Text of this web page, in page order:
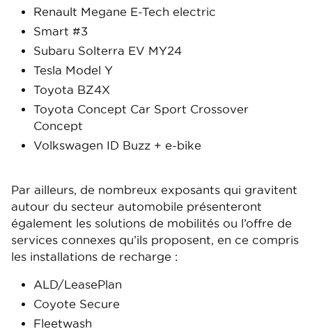
Renault Megane E-Tech electric
Smart #3
Subaru Solterra EV MY24
Tesla Model Y
Toyota BZ4X
Toyota Concept Car Sport Crossover
Concept
Volkswagen ID Buzz + e-bike
Par ailleurs, de nombreux exposants qui gravitent
autour du secteur automobile présenteront
également les solutions de mobilités ou l’offre de
services connexes qu’ils proposent, en ce compris
les installations de recharge :
ALD/LeasePlan
Coyote Secure
Fleetwash